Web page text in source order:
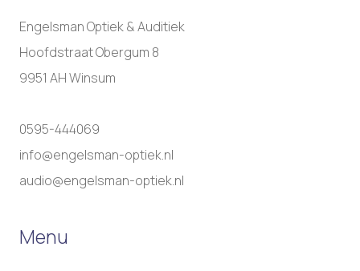
Menu
Engelsman Optiek & Auditiek
Hoofdstraat Obergum 8
9951 AH Winsum
0595-444069
info@engelsman-optiek.nl
audio@engelsman-optiek.nl